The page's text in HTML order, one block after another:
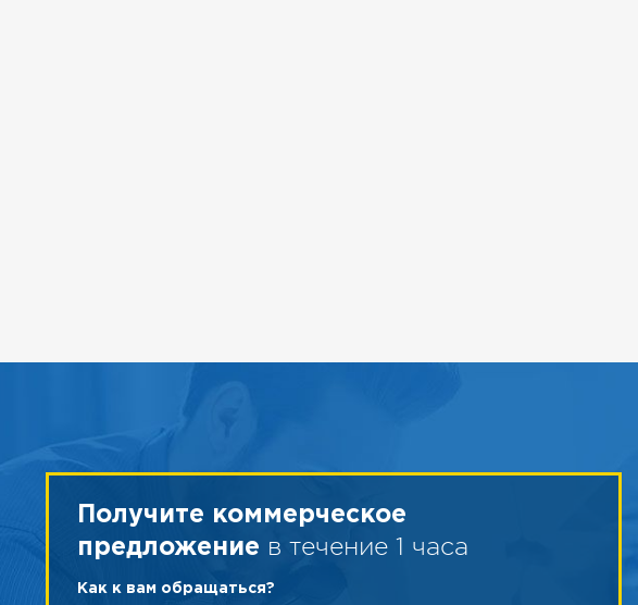
Получите коммерческое
предложение в течение 1 часа
Как к вам обращаться?